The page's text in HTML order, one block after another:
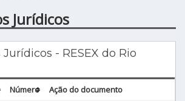
Jurídicos
- RESEX do Rio
Número
Ação do documento